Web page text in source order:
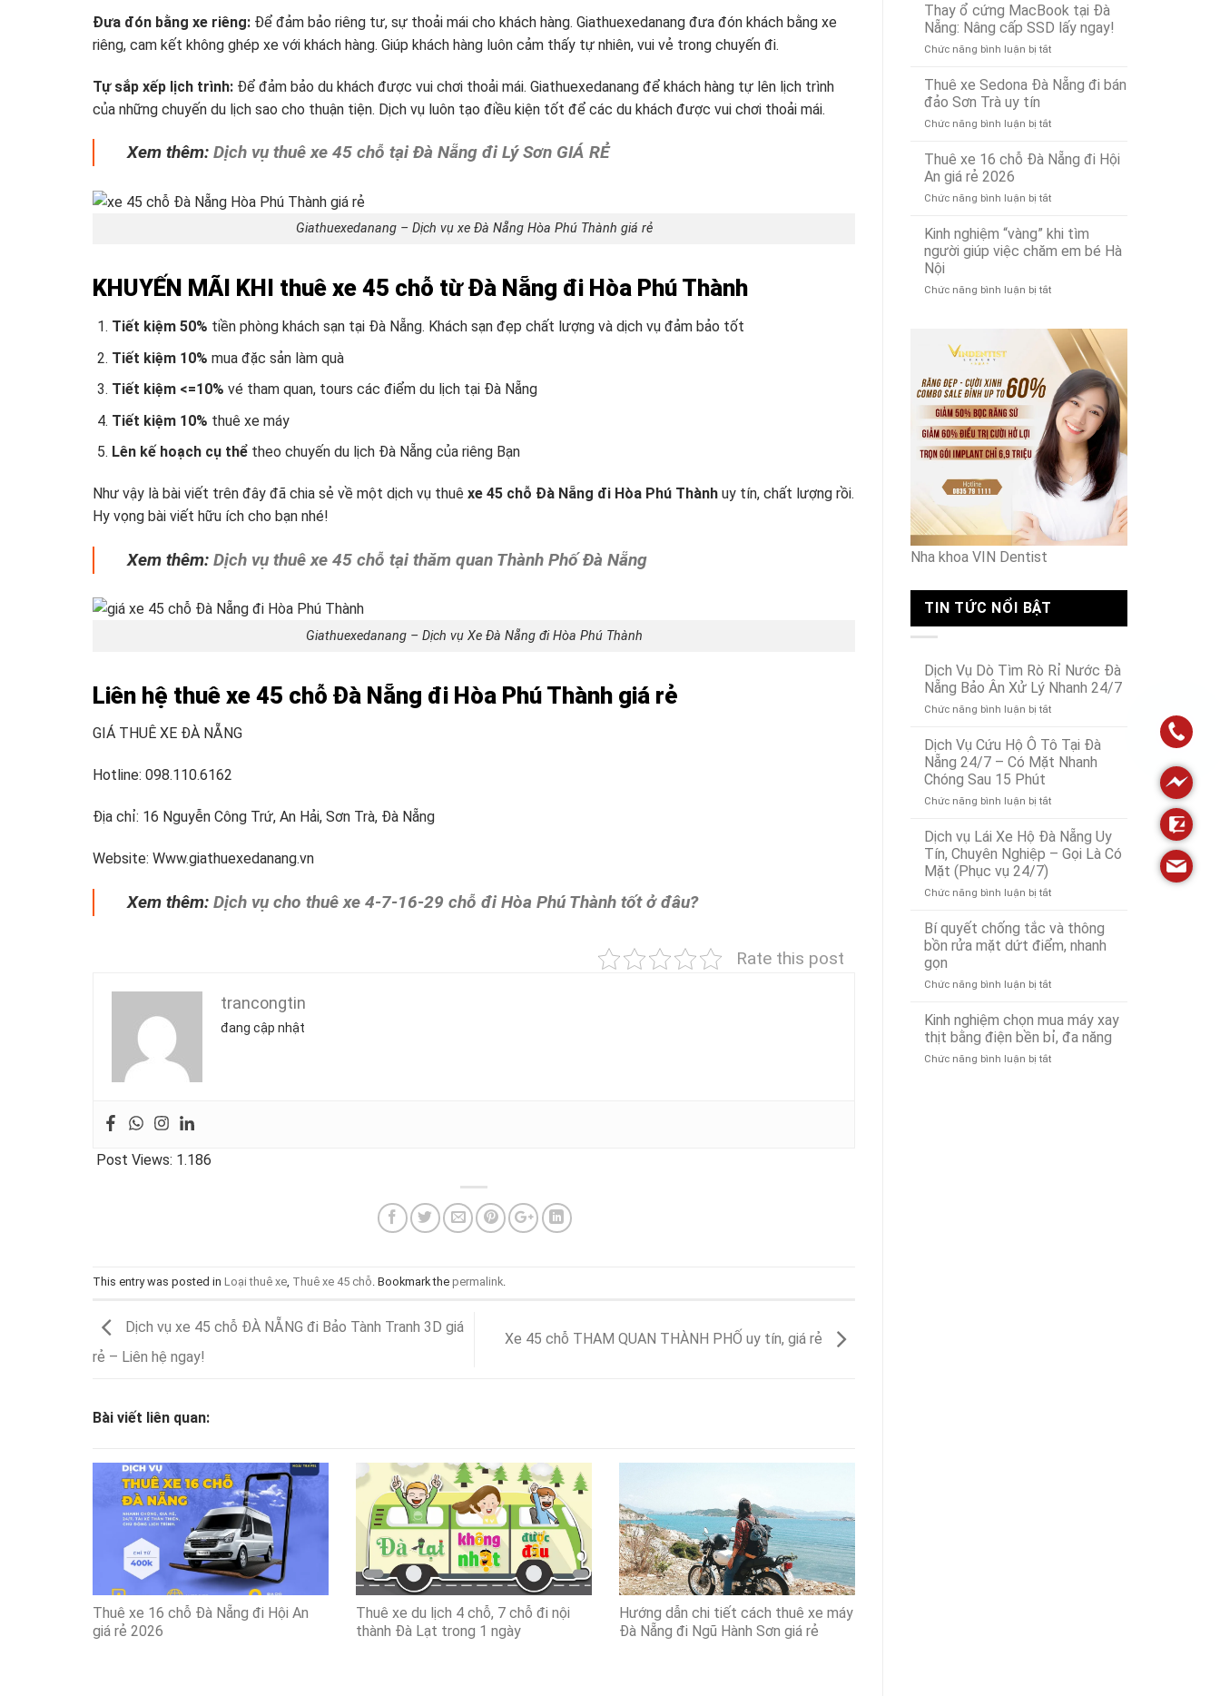
Đưa đón bằng xe riêng: Để đảm bảo riêng tư, sự thoải mái cho khách hàng. Giathuexedanang đưa đón khách bằng xe
riêng, cam kết không ghép xe với khách hàng. Giúp khách hàng luôn cảm thấy tự nhiên, vui vẻ trong chuyến đi.
Tự sắp xếp lịch trình: Để đảm bảo du khách được vui chơi thoải mái. Giathuexedanang để khách hàng tự lên lịch trình
của những chuyến du lịch sao cho thuận tiện. Dịch vụ luôn tạo điều kiện tốt để các du khách được vui chơi thoải mái.
Xem thêm: Dịch vụ thuê xe 45 chỗ tại Đà Nẵng đi Lý Sơn GIÁ RẺ
Giathuexedanang – Dịch vụ xe Đà Nẵng Hòa Phú Thành giá rẻ
KHUYẾN MÃI KHI thuê xe 45 chỗ từ Đà Nẵng đi Hòa Phú Thành
Tiết kiệm 50% tiền phòng khách sạn tại Đà Nẵng. Khách sạn đẹp chất lượng và dịch vụ đảm bảo tốt
Tiết kiệm 10% mua đặc sản làm quà
Tiết kiệm <=10% vé tham quan, tours các điểm du lịch tại Đà Nẵng
Tiết kiệm 10% thuê xe máy
Lên kế hoạch cụ thể theo chuyến du lịch Đà Nẵng của riêng Bạn
Như vậy là bài viết trên đây đã chia sẻ về một dịch vụ thuê xe 45 chỗ Đà Nẵng đi Hòa Phú Thành uy tín, chất lượng rồi.
Hy vọng bài viết hữu ích cho bạn nhé!
Xem thêm: Dịch vụ thuê xe 45 chỗ tại thăm quan Thành Phố Đà Nẵng
Giathuexedanang – Dịch vụ Xe Đà Nẵng đi Hòa Phú Thành
Liên hệ thuê xe 45 chỗ Đà Nẵng đi Hòa Phú Thành giá rẻ
GIÁ THUÊ XE ĐÀ NẴNG
Hotline: 098.110.6162
Địa chỉ: 16 Nguyễn Công Trứ, An Hải, Sơn Trà, Đà Nẵng
Website: Www.giathuexedanang.vn
Xem thêm: Dịch vụ cho thuê xe 4-7-16-29 chỗ đi Hòa Phú Thành tốt ở đâu?
Rate this post
trancongtin
đang cập nhật
Post Views: 1.186
This entry was posted in Loại thuê xe, Thuê xe 45 chỗ. Bookmark the permalink.
Dịch vụ xe 45 chỗ ĐÀ NẴNG đi Bảo Tành Tranh 3D giá
rẻ – Liên hệ ngay!
Xe 45 chỗ THAM QUAN THÀNH PHỐ uy tín, giá rẻ
Bài viết liên quan:
Thuê xe 16 chỗ Đà Nẵng đi Hội An
giá rẻ 2026
Thuê xe du lịch 4 chỗ, 7 chỗ đi nội
thành Đà Lạt trong 1 ngày
Hướng dẫn chi tiết cách thuê xe máy
Đà Nẵng đi Ngũ Hành Sơn giá rẻ
vụ
24/7)
nhanh
gọn
thịt
bằng
điện
bền
đa
công
ty
thu
phế
ninh
tín
Thay ổ cứng MacBook tại Đà
Nẵng: Nâng cấp SSD lấy ngay!
Chức năng bình luận bị tắtở
ổ
tại
Nẵng:
SSD
ngay!
Thuê xe Sedona Đà Nẵng đi bán
đảo Sơn Trà uy tín
Chức năng bình luận bị tắtở
xe
Sedona
Nẵng
bán
đảo
uy
Thuê xe 16 chỗ Đà Nẵng đi Hội
An giá rẻ 2026
Chức năng bình luận bị tắtở
xe
chỗ
Nẵng
An
giá
2026
Kinh nghiệm “vàng” khi tìm
người giúp việc chăm em bé Hà
Nội
Chức năng bình luận bị tắtở
“vàng”
khi
tìm
người
giúp
việc
chăm
em
bé
Hà
Nội
Nha khoa VIN Dentist
TIN TỨC NỔI BẬT
Dịch Vụ Dò Tìm Rò Rỉ Nước Đà
Nẵng Bảo Ân Xử Lý Nhanh 24/7
Chức năng bình luận bị tắtở
Vụ
Dò
Tìm
Rỉ
Đà
Nẵng
Xử
Nhanh
24/7
Dịch Vụ Cứu Hộ Ô Tô Tại Đà
Nẵng 24/7 – Có Mặt Nhanh
Chóng Sau 15 Phút
Chức năng bình luận bị tắtở
Vụ
Cứu
Tô
Đà
Nẵng
24/7
Có
Nhanh
Chóng
Sau
15
Dịch vụ Lái Xe Hộ Đà Nẵng Uy
Tín, Chuyên Nghiệp – Gọi Là Có
Mặt (Phục vụ 24/7)
Chức năng bình luận bị tắtở
vụ
Lái
Xe
Đà
Uy
Tín,
Chuyên
Nghiệp
Bí quyết chống tắc và thông
bồn rửa mặt dứt điểm, nhanh
gọn
Chức năng bình luận bị tắtở
quyết
chống
tắc
và
Kinh nghiệm chọn mua máy xay
thịt bằng điện bền bỉ, đa năng
Chức năng bình luận bị tắtở